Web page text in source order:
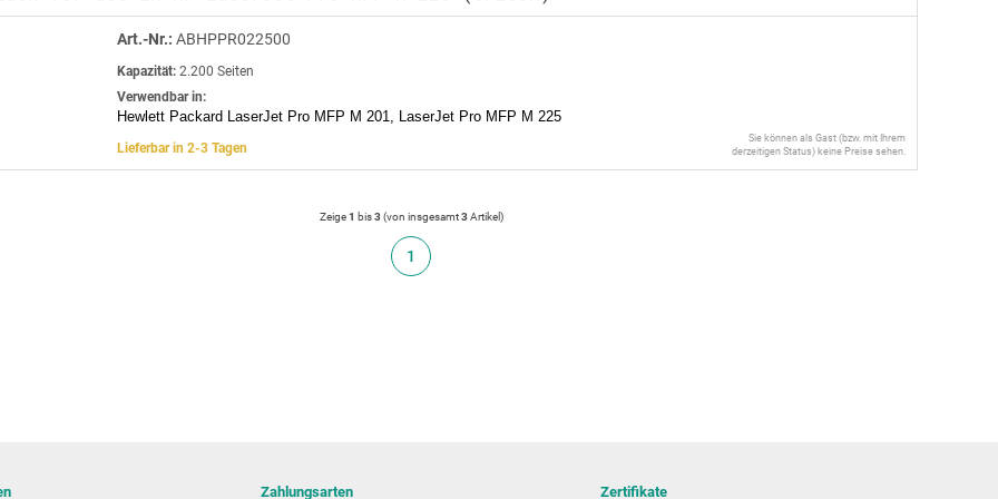
Art.-Nr.: ABHPPR022500
Kapazität: 2.200 Seiten
Verwendbar in:
Hewlett Packard LaserJet Pro MFP M 201, LaserJet Pro MFP M 225
Lieferbar in 2-3 Tagen
Sie können als Gast (bzw. mit Ihrem
derzeitigen Status) keine Preise sehen.
Zeige1 bis3(von insgesamt3Artikel)
1
Zahlungsarten Zertifikate